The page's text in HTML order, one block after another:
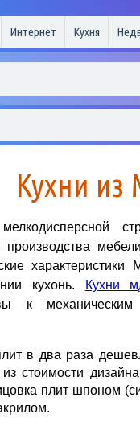
Интернет Кухня
Кухни
кухонь.
Кухни
к
в два раза
стоимости
плит шпоном